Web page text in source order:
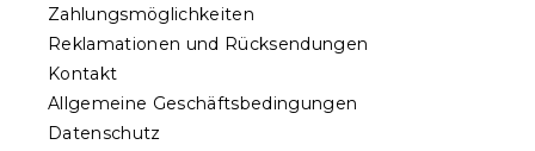
Zahlungsmöglichkeiten
Reklamationen und Rücksendungen
Kontakt
Allgemeine Geschäftsbedingungen
Datenschutz